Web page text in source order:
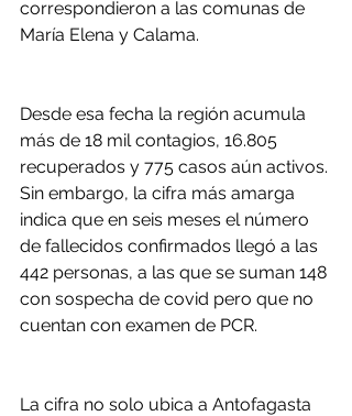
correspondieron a las comunas de
María Elena y Calama.
Desde esa fecha la región acumula
más de 18 mil contagios, 16.805
recuperados y 775 casos aún activos.
Sin embargo, la cifra más amarga
indica que en seis meses el número
de fallecidos confirmados llegó a las
442 personas, a las que se suman 148
con sospecha de covid pero que no
cuentan con examen de PCR.
La cifra no solo ubica a Antofagasta